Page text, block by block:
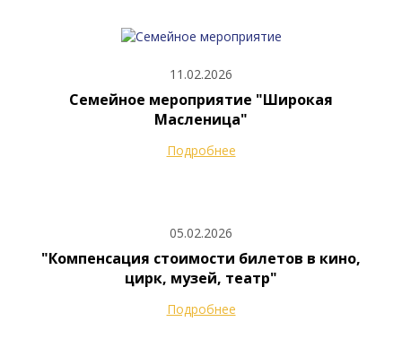
11.02.2026
Семейное мероприятие "Широкая
Масленица"
Подробнее
05.02.2026
"Компенсация стоимости билетов в кино,
цирк, музей, театр"
Подробнее